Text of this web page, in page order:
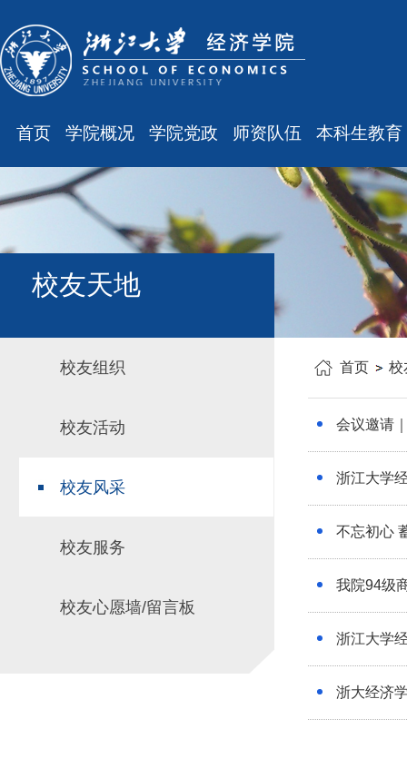
首页 学院概况
学院简介
现任领导
组织结构
学科设置
学院党政
会议通知
会议纪要
工会之声
师资队伍
最新消息
职称晋升
人事培训
博士后管理
本科生教育
最新消息
规章制度
课表、校历
主修专业确认
学籍管理
教学与教务
毕业论文
科研训练
实习实践
培养计划
校友天地
校友组织
校友活动
校友风采
校友服务
校友心愿墙/留言板
首页 校
会议邀请
浙江大学
不忘初心
我院94级
浙江大学
浙大经济